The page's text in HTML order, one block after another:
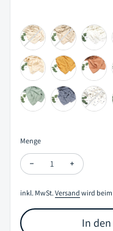
Menge
Menge verringern
Menge
inkl. MwSt. Versand wird beim
In